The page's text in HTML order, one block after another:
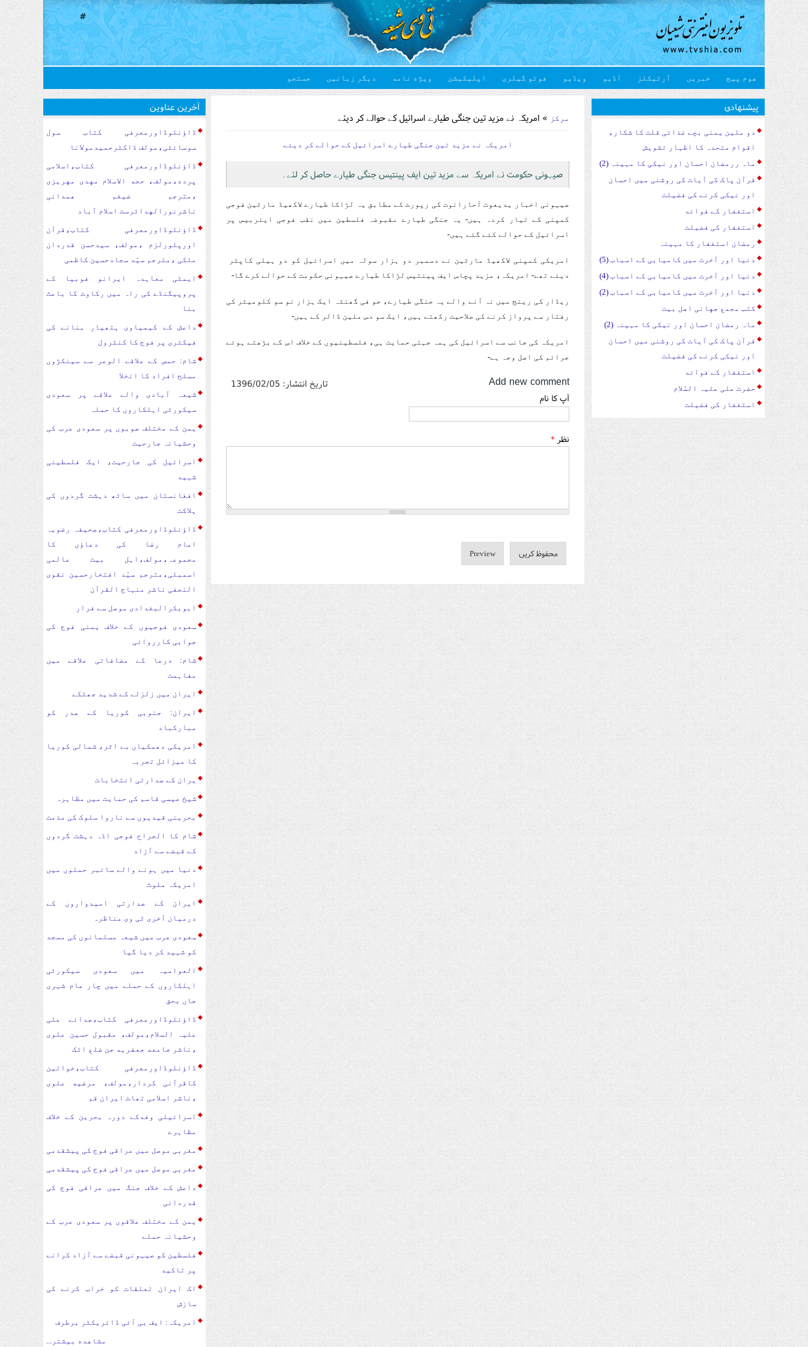
#
هوم پیج خبریں آرٹیکلز آڈیو ویڈیو فوٹو گیلری اپلیکیشن ویژه نامه دیگر زبانیں جستجو
مرکز » امریکہ نے مزید تین جنگی طیارے اسرائیل کے حوالے کر دیئے
امریکہ نے مزید تین جنگی طیارے اسرائیل کے حوالے کر دیئے
صیہونی حکومت نے امریکہ سے مزید تین ایف پینتیس جنگی طیارے حاصل کر لئے۔
صیہونی اخبار یدیعوت آحارانوت کی رپورٹ کے مطابق یہ لڑاکا طیارے لاکھیڈ مارٹین فوجی
کمپنی کے تیار کردہ ہیں- یہ جنگی طیارے مقبوضہ فلسطین میں نقب فوجی ایئربیس پر
اسرائیل کے حوالے کئے گئے ہیں-
امریکی کمپنی لاکھیڈ مارٹین نے دسمبر دو ہزار سولہ میں اسرائیل کو دو ہیلی کاپٹر
دیئے تھے- امریکہ، مزید پچاس ایف پینتیس لڑاکا طیارے صیہونی حکومت کے حوالے کرے گا-
ریڈار کی رینج میں نہ آنے والے یہ جنگی طیارے، جو فی گھنٹہ ایک ہزار نو سو کلومیٹر کی
رفتار سے پرواز کرنے کی صلاحیت رکھتے ہیں، ایک سو دس ملین ڈالر کے ہیں-
امریکہ کی جانب سے اسرائیل کی ہمہ جہتی حمایت ہی، فلسطینیوں کے خلاف اس کے بڑھتے ہوئے
جرائم کی اصل وجہ ہے-
تاریخ انتشار: 1396/02/05 Add new comment
آپ کا نام
نظر *
آخرین عناوین
ڈاؤنلوڈاورمعرفی کتاب سول
سوسا‏‏ئٹی،مولف ڈاکٹرحمیدمولانا
ڈاؤنلوڈاورمعرفی کتاب،اسلامی
پرده،مولف، حجه الاسلام مهدی مهریزی
،مترجم ضیغم همدانی
ناشرنورالهداٹرسٹ اسلام آباد
ڈاؤنلوڈاورمعرفی کتاب،قرآن
اورپلورلزم ،مولف، سیدحسن قدردان
ملکی ،مترجم سیّد سجادحسین کاظمی
ایمٹی معاہدہ ایرانو فوبیا کے
پروپیگنڈے کی راہ میں رکاوٹ کا باعث
بنا
داعش کے کیمیاوی ہتھیار بنانے کی
فیکٹری پر فوج کا کنٹرول
شام: حمص کے علاقے الوعر سے سینکڑوں
مسلح افراد کا انخلا
شیعہ آبادی والے علاقے پر سعودی
سیکورٹی اہلکاروں کا حملہ
یمن کے مختلف صوبوں پر سعودی عرب کی
وحشیانہ جارحیت
اسرائیل کی جارحیت، ایک فلسطینی
شہید
افغانستان میں ساٹھ دہشت گردوں کی
ہلاکت
ڈاؤنلوڈاورمعرفی کتاب،صحیفہ رضویہ
امام رضا کی دعاؤں کا
مجموعہ،مولف،اہل بیت عالمی
اسمبلی،مترجم سیّد افتخارحسین نقوی
النجفی ناشر منہاج القرآن
ابوبکرالبغدادی موصل سے فرار
سعودی فوجیوں کے خلاف یمنی فوج کی
جوابی کارروائی
شام: درعا کے مضافاتی علاقے میں
مفاہمت
ایران میں زلزلے کے شدید جھٹکے
ایران: جنوبی کوریا کے صدر کو
مبارکباد
امریکی دھمکیاں بے اثر، شمالی کوریا
کا میزائل تجربہ
یران کے صدارتی انتخابات
شیخ عیسی قاسم کی حمایت میں مظاہرہ
بحرینی قیدیوں سے ناروا سلوک کی مذمت
شام کا الجراح فوجی اڈہ دہشت گردوں
کے قبضے سے آزاد
دنیا میں ہونے والے سائبر حملوں میں
امریکہ ملوث
ایران کے صدارتی امیدواروں کے
درمیان آخری ٹی وی مناظرہ
سعودی عرب میں شیعہ مسلمانوں کی مسجد
کو شہید کر دیا گیا
العوامیہ میں سعودی سیکورٹی
اہلکاروں کے حملے میں چار عام شہری
جاں بحق
ڈاؤنلوڈاورمعرفی کتاب،صدائے علی
علیہ السلام،مولف، مقبول حسین علوی
،ناشر جامعه جعفریه جن ضلع اٹک
ڈاؤنلوڈاورمعرفی کتاب،خواتین
کاقرآنی کردار،مولف، مرضیه علوی
،ناشر اسلامی تھاٹ ایران قم
اسرائیلی وفدکے دورہ بحرین کے خلاف
مظاہرے
مغربی موصل میں عراقی فوج کی پیشقدمی
مغربی موصل میں عراقی فوج کی پیشقدمی
داعش کے خلاف جنگ میں عراقی فوج کی
قدردانی
یمن کے مختلف علاقوں پر سعودی عرب کے
وحشیانہ حملے
فلسطین کو صیہونی قبضے سے آزاد کرانے
پر تاکید
اک ایران تعلقات کو خراب کرنے کی
سازش
امریکہ: ایف بی آئی ڈائریکٹر برطرف
مشاهده بیشتر...
پیشنهادی
دو ملین یمنی بچے غذائی قلت کا شکار،
اقوام متحدہ کا اظہار تشویش
ماہ ررمضان احسان اور نیکی کا مہینہ (2)
قرآن پاک کی آیات کی روشنی میں احسان
اور نیکی کرنے کی فضیلت
استغفار کے فوائد
استغفار کی فضیلت
رمضان استغفار کا مہینہ
دنیا اور آخرت میں کامیابی کے اسباب (5)
دنیا اور آخرت میں کامیابی کے اسباب (4)
دنیا اور آخرت میں کامیابی کے اسباب (2)
کتب مجمع جهانی اهل بیت
ماہ رمضان احسان اور نیکی کا مہینہ (2)
قرآن پاک کی آیات کی روشنی میں احسان
اور نیکی کرنے کی فضیلت
استغفار کے فوائد
حضرت علی علیہ السّلام
استغفار کی فضیلت